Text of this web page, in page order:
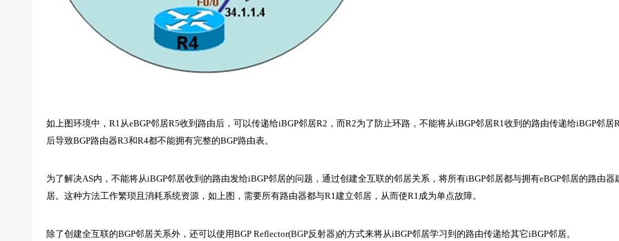
如上图环境中，R1从eBGP邻居R5收到路由后，可以传递给iBGP邻居R2，而R2为了防止环路，不能将从iBGP邻居R1收到的路由传递给iBGP邻居
后导致BGP路由器R3和R4都不能拥有完整的BGP路由表。
为了解决AS内，不能将从iBGP邻居收到的路由发给iBGP邻居的问题，通过创建全互联的邻居关系，将所有iBGP邻居都与拥有eBGP邻居的路由器
居。这种方法工作繁琐且消耗系统资源，如上图，需要所有路由器都与R1建立邻居，从而使R1成为单点故障。
除了创建全互联的BGP邻居关系外，还可以使用BGP Reflector(BGP反射器)的方式来将从iBGP邻居学习到的路由传递给其它iBGP邻居。